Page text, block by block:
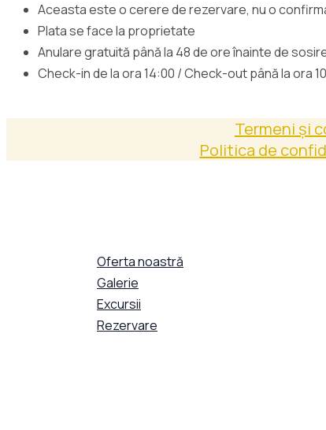
Aceasta este o cerere de rezervare, nu o
Plata se face la proprietate
Anulare gratuită până la 48 de ore înainte de
Check-in de la ora 14:00 / Check-out până la ora
Termeni și
Politica de
Oferta noastră
Galerie
Excursii
Rezervare